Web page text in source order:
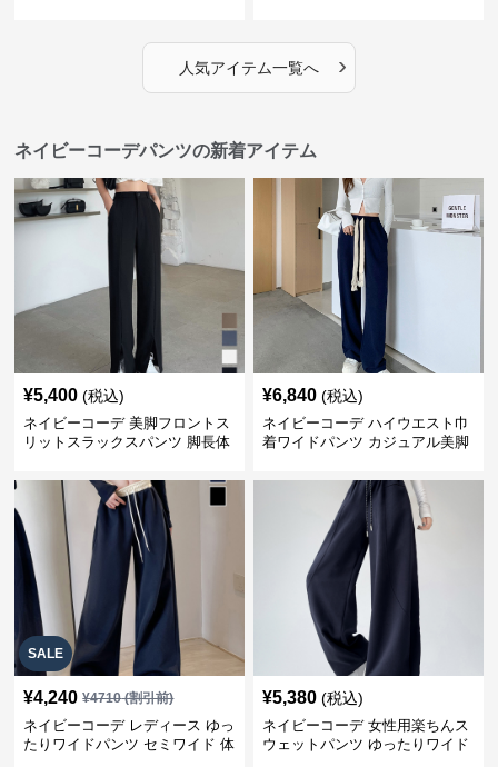
人気アイテム一覧へ ›
ネイビーコーデパンツの新着アイテム
¥5,400 (税込)
ネイビーコーデ 美脚フロントス
リットスラックスパンツ 脚長体
¥6,840 (税込)
ネイビーコーデ ハイウエスト巾
着ワイドパンツ カジュアル美脚
SALE
¥4,240 ¥4710(割引前)
ネイビーコーデ レディース ゆっ
たりワイドパンツ セミワイド 体
¥5,380 (税込)
ネイビーコーデ 女性用楽ちんス
ウェットパンツ ゆったりワイド